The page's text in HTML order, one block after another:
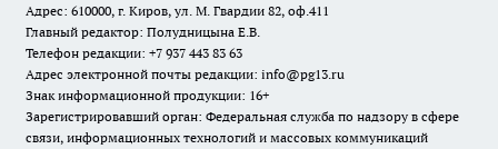
Адрес: 610000, г. Киров, ул. М. Гвардии 82, оф.411
Главный редактор: Полудницына Е.В.
Телефон редакции: +7 937 443 83 63
Адрес электронной почты редакции: info@pg13.ru
Знак информационной продукции: 16+
Зарегистрировавший орган: Федеральная служба по надзору в сфере
связи, информационных технологий и массовых коммуникаций